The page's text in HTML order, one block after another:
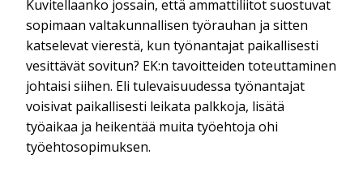
Kuvitellaanko jossain, että ammattiliitot suostuvat
sopimaan valtakunnallisen työrauhan ja sitten
katselevat vierestä, kun työnantajat paikallisesti
vesittävät sovitun? EK:n tavoitteiden toteuttaminen
johtaisi siihen. Eli tulevaisuudessa työnantajat
voisivat paikallisesti leikata palkkoja, lisätä
työaikaa ja heikentää muita työehtoja ohi
työehtosopimuksen.